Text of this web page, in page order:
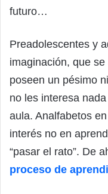
futuro…
Preadolescentes y
imaginación, que
poseen un pésimo
no les interesa
aula. Analfabetos
interés no en
“pasar el rato”. De
proceso de